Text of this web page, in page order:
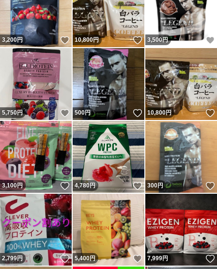
3,200円 いいね！
10,800円 いいね！
3,500円
5,750円 いいね！
500円 いいね！
10,800円
3,100円 いいね！
4,780円 いいね！
300円
2,799円 いいね！
5,400円 いいね！
7,999円